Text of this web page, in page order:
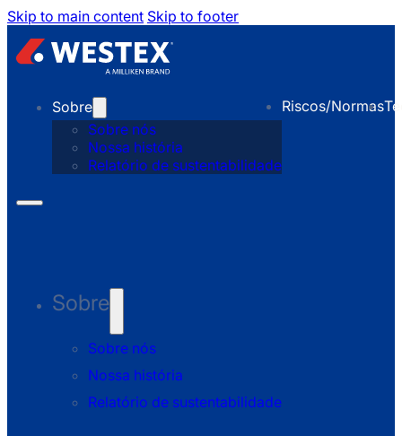
Skip to main content Skip to footer
Sobre
Sobre nós
Nossa história
Relatório de sustentabilidade
Riscos/Normas
Sobre
Sobre nós
Nossa história
Relatório de sustentabilidade